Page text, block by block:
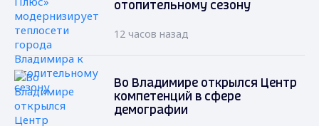
отопительному сезону
12 часов назад
Во Владимире открылся Центр
компетенций в сфере
демографии